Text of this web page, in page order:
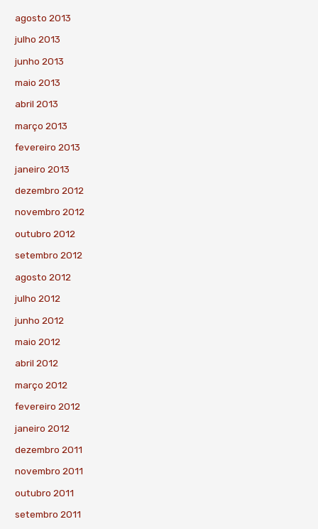
agosto 2013
julho 2013
junho 2013
maio 2013
abril 2013
março 2013
fevereiro 2013
janeiro 2013
dezembro 2012
novembro 2012
outubro 2012
setembro 2012
agosto 2012
julho 2012
junho 2012
maio 2012
abril 2012
março 2012
fevereiro 2012
janeiro 2012
dezembro 2011
novembro 2011
outubro 2011
setembro 2011